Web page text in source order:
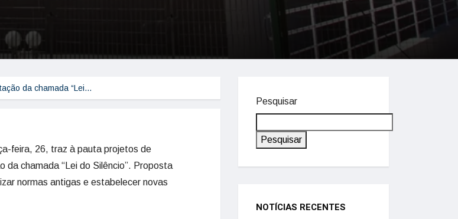
da chamada “Lei…
feira, 26, traz à pauta projetos de
da chamada “Lei do Silêncio”. Proposta
normas antigas e estabelecer novas
Pesquisar
Pesquisar
NOTÍCIAS RECENTES